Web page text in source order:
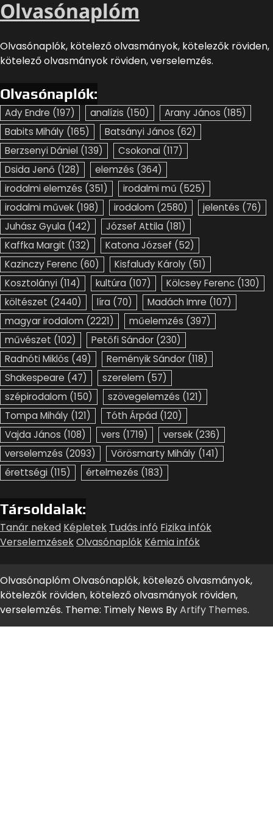
Olvasónaplóm
Olvasónaplók, kötelező olvasmányok, kötelezők röviden,
kötelező olvasmányok röviden, verselemzés.
Olvasónaplók:
Ady Endre (197) analízis (150) Arany János (185)
Babits Mihály (165) Batsányi János (62)
Berzsenyi Dániel (139) Csokonai (117)
Dsida Jenő (128) elemzés (364)
irodalmi elemzés (351) irodalmi mű (525)
irodalmi művek (198) irodalom (2580) jelentés (76)
Juhász Gyula (142) József Attila (181)
Kaffka Margit (132) Katona József (52)
Kazinczy Ferenc (60) Kisfaludy Károly (51)
Kosztolányi (114) kultúra (107) Kölcsey Ferenc (130)
költészet (2440) líra (70) Madách Imre (107)
magyar irodalom (2221) műelemzés (397)
művészet (102) Petőfi Sándor (230)
Radnóti Miklós (49) Reményik Sándor (118)
Shakespeare (47) szerelem (57)
szépirodalom (150) szövegelemzés (121)
Tompa Mihály (121) Tóth Árpád (120)
Vajda János (108) vers (1719) versek (236)
verselemzés (2093) Vörösmarty Mihály (141)
érettségi (115) értelmezés (183)
Társoldalak:
Tanár neked Képletek Tudás infó Fizika infók
VerselemzésekOlvasónaplók Kémia infók
Olvasónaplóm Olvasónaplók, kötelező olvasmányok,
kötelezők röviden, kötelező olvasmányok röviden,
verselemzés. Theme: Timely News ByArtify Themes.